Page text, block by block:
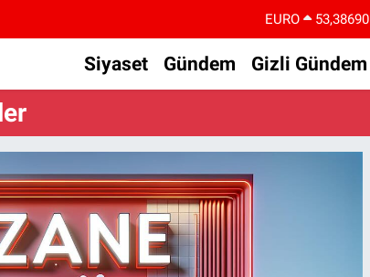
EURO 53,38690
STERLİN
61,60380
BITCOIN
79.591,74
Siyaset Gündem Gizli Gündem